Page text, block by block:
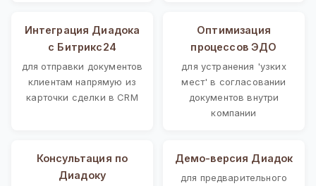
Интеграция Диадока
с Битрикс24
для отправки документов
клиентам напрямую из
карточки сделки в CRM
Оптимизация
процессов ЭДО
для устранения 'узких
мест' в согласовании
документов внутри
компании
Консультация по
Диадоку
Демо-версия Диадок
для предварительного